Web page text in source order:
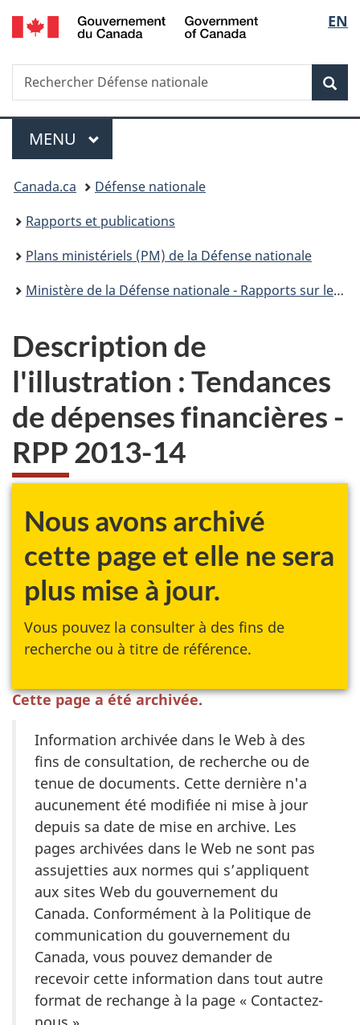
Passer
au
principal
Passer
à
Au
du
Passer
au
de
section
Passer
à
version
simplifiée
de
la
EN
Recherche
Rechercher
Défense
Menu
MENU PRINCIPAL
Vous
êtes
ici :
Canada.ca
Défense nationale
Rapports et publications
Plans ministériels (PM) de la Défense nationale
Ministère de la Défense nationale - Rapports sur les plans et les priorités 2013-2014
Description de
l'illustration : Tendances
de dépenses financières -
RPP 2013-14
Nous avons archivé
cette page et elle ne sera
plus mise à jour.
Vous pouvez la consulter à des fins de
recherche ou à titre de référence.
Cette page a été archivée.
Information archivée dans le Web à des
fins de consultation, de recherche ou de
tenue de documents. Cette dernière n'a
aucunement été modifiée ni mise à jour
depuis sa date de mise en archive. Les
pages archivées dans le Web ne sont pas
assujetties aux normes qui s’appliquent
aux sites Web du gouvernement du
Canada. Conformément à la Politique de
communication du gouvernement du
Canada, vous pouvez demander de
recevoir cette information dans tout autre
format de rechange à la page « Contactez-